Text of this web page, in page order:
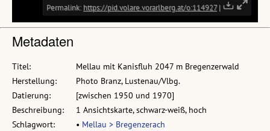
Metadaten
Titel:
Mellau mit Kanisfluh 2047 m Bregenzerwald
Herstellung:
Photo Branz, Lustenau/Vlbg.
Datierung:
[zwischen 1950 und 1970]
Beschreibung:
1 Ansichtskarte, schwarz-weiß, hoch
Schlagwort:
• Mellau > Bregenzerach